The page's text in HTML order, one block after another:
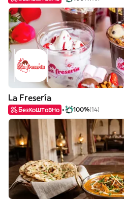
La Fresería
Безкоштовно 100%(14)